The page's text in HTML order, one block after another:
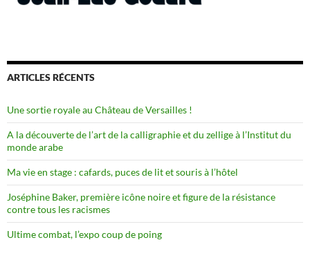
ARTICLES RÉCENTS
Une sortie royale au Château de Versailles !
A la découverte de l’art de la calligraphie et du zellige à l’Institut du
monde arabe
Ma vie en stage : cafards, puces de lit et souris à l’hôtel
Joséphine Baker, première icône noire et figure de la résistance
contre tous les racismes
Ultime combat, l’expo coup de poing